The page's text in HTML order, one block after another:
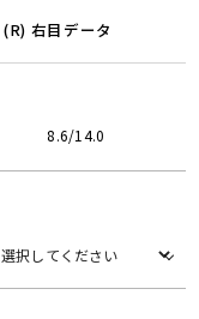
(R) 右目データ
8.6/14.0